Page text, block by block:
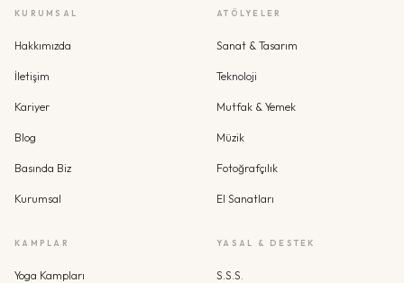
KURUMSAL
Hakkımızda
İletişim
Kariyer
Blog
Basında Biz
Kurumsal
ATÖLYELER
Sanat & Tasarım
Teknoloji
Mutfak & Yemek
Müzik
Fotoğrafçılık
El Sanatları
KAMPLAR
Yoga Kampları
YASAL & DESTEK
S.S.S.